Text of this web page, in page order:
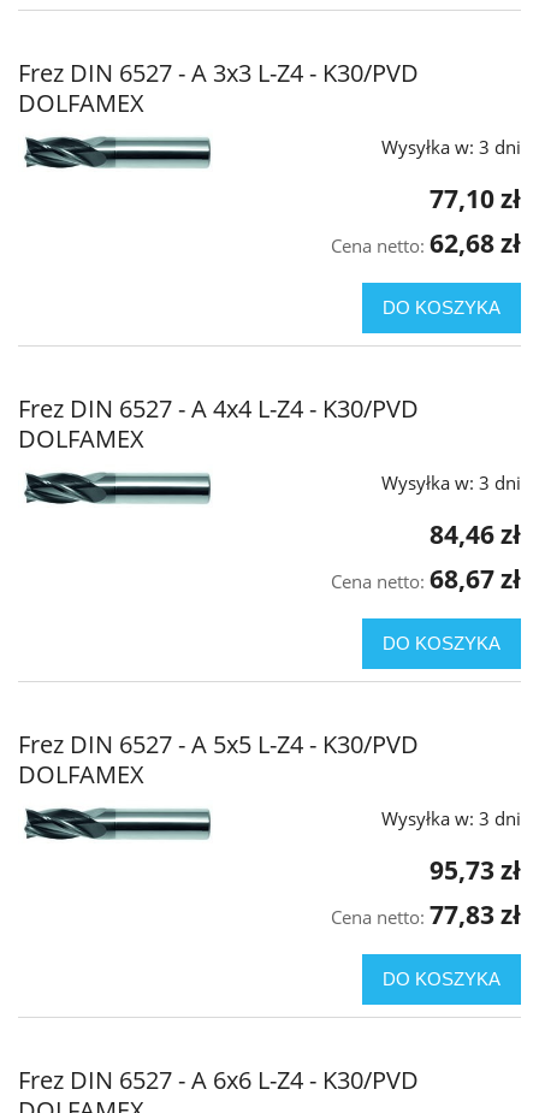
Frez DIN 6527 - A 3x3 L-Z4 - K30/PVD
DOLFAMEX
Wysyłka w: 3 dni
77,10 zł
Cena netto: 62,68 zł
DO KOSZYKA
Frez DIN 6527 - A 4x4 L-Z4 - K30/PVD
DOLFAMEX
Wysyłka w: 3 dni
84,46 zł
Cena netto: 68,67 zł
DO KOSZYKA
Frez DIN 6527 - A 5x5 L-Z4 - K30/PVD
DOLFAMEX
Wysyłka w: 3 dni
95,73 zł
Cena netto: 77,83 zł
DO KOSZYKA
Frez DIN 6527 - A 6x6 L-Z4 - K30/PVD